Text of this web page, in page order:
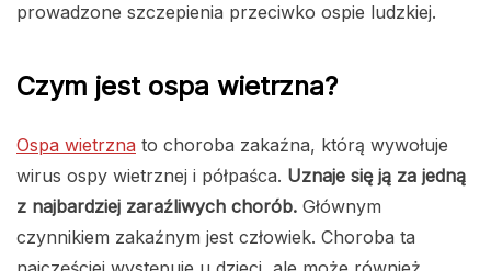
prowadzone szczepienia przeciwko ospie ludzkiej.
Czym jest ospa wietrzna?
Ospa wietrzna to choroba zakaźna, którą wywołuje
wirus ospy wietrznej i półpaśca. Uznaje się ją za jedną
z najbardziej zaraźliwych chorób. Głównym
czynnikiem zakaźnym jest człowiek. Choroba ta